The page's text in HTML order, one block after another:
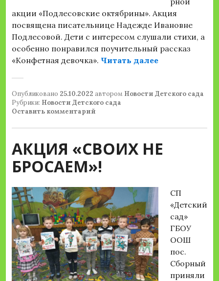
акции «Подлесовские октябрины». Акция
посвящена писательнице Надежде Ивановне
Подлесовой. Дети с интересом слушали стихи, а
особенно понравился поучительный рассказ
«Конфетная девочка». Читать далее
Опубликовано 25.10.2022 автором Новости Детского сада
Рубрики: Новости Детского сада
Оставить комментарий
АКЦИЯ «СВОИХ НЕ
БРОСАЕМ»!
СП
«Детский
сад»
ГБОУ
ООШ
пос.
Сборный
приняли